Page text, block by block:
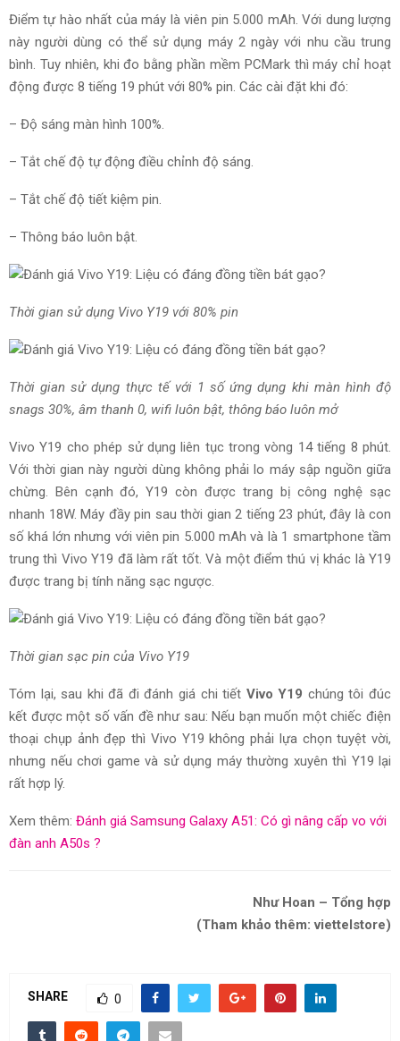
Điểm tự hào nhất của máy là viên pin 5.000 mAh. Với dung lượng
này người dùng có thể sử dụng máy 2 ngày với nhu cầu trung
bình. Tuy nhiên, khi đo bằng phần mềm PCMark thì máy chỉ hoạt
động được 8 tiếng 19 phút với 80% pin. Các cài đặt khi đó:
– Độ sáng màn hình 100%.
– Tắt chế độ tự động điều chỉnh độ sáng.
– Tắt chế độ tiết kiệm pin.
– Thông báo luôn bật.
Thời gian sử dụng Vivo Y19 với 80% pin
Thời gian sử dụng thực tế với 1 số ứng dụng khi màn hình độ
snags 30%, âm thanh 0, wifi luôn bật, thông báo luôn mở
Vivo Y19 cho phép sử dụng liên tục trong vòng 14 tiếng 8 phút.
Với thời gian này người dùng không phải lo máy sập nguồn giữa
chừng. Bên cạnh đó, Y19 còn được trang bị công nghệ sạc
nhanh 18W. Máy đầy pin sau thời gian 2 tiếng 23 phút, đây là con
số khá lớn nhưng với viên pin 5.000 mAh và là 1 smartphone tầm
trung thì Vivo Y19 đã làm rất tốt. Và một điểm thú vị khác là Y19
được trang bị tính năng sạc ngược.
Thời gian sạc pin của Vivo Y19
Tóm lại, sau khi đã đi đánh giá chi tiết Vivo Y19 chúng tôi đúc
kết được một số vấn đề như sau: Nếu bạn muốn một chiếc điện
thoại chụp ảnh đẹp thì Vivo Y19 không phải lựa chọn tuyệt vời,
nhưng nếu chơi game và sử dụng máy thường xuyên thì Y19 lại
rất hợp lý.
Xem thêm: Đánh giá Samsung Galaxy A51: Có gì nâng cấp vo với
đàn anh A50s ?
Như Hoan – Tổng hợp
(Tham khảo thêm: viettelstore)
SHARE 0